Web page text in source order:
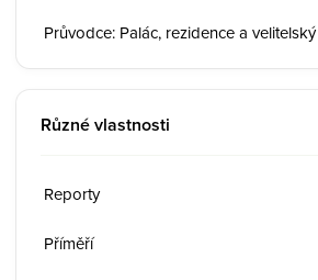
Průvodce: Palác, rezidence a
Různé vlastnosti
Reporty
Příměří